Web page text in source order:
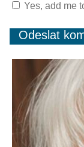
Yes, add me